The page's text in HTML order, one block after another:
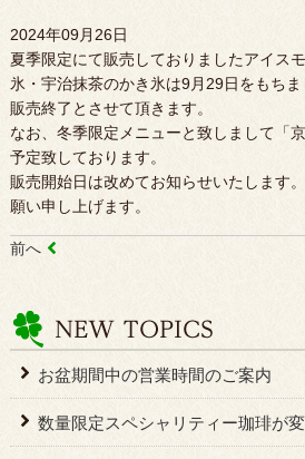
2024年09月26日
夏季限定にて販売しておりましたアイス
氷・宇治抹茶のかき氷は9月29日をもちま
販売終了とさせて頂きます。
なお、冬季限定メニューと致しまして「
予定致しております。
販売開始日は改めてお知らせいたします
願い申し上げます。
前へ
お盆期間中の営業時間のご案内
数量限定スペシャリティー珈琲が